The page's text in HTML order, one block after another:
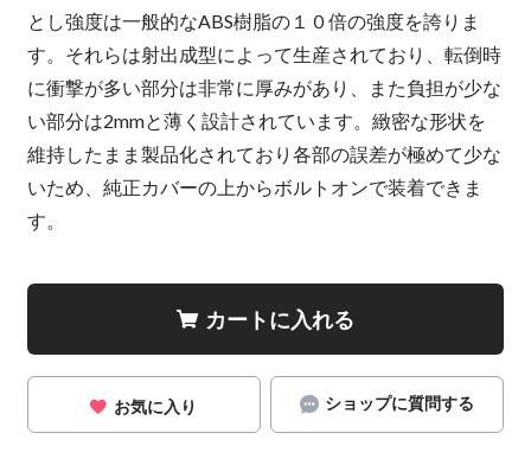
とし強度は一般的なABS樹脂の１０倍の強度を誇りま
す。それらは射出成型によって生産されており、転倒時
に衝撃が多い部分は非常に厚みがあり、また負担が少な
い部分は2mmと薄く設計されています。緻密な形状を
維持したまま製品化されており各部の誤差が極めて少な
いため、純正カバーの上からボルトオンで装着できま
す。
カートに入れる
お気に入り ショップに質問する